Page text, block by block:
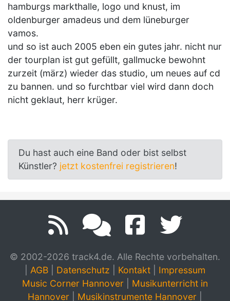
hamburgs markthalle, logo und knust, im
oldenburger amadeus und dem lüneburger
vamos.
und so ist auch 2005 eben ein gutes jahr. nicht nur
der tourplan ist gut gefüllt, gallmucke bewohnt
zurzeit (märz) wieder das studio, um neues auf cd
zu bannen. und so furchtbar viel wird dann doch
nicht geklaut, herr krüger.
Du hast auch eine Band oder bist selbst
Künstler? jetzt kostenfrei registrieren!
© 2002-2026 track4.de. Alle Rechte vorbehalten.
AGB Datenschutz Kontakt
Impressum
Music Corner Hannover
Musikunterricht in
Hannover
Musikinstrumente Hannover